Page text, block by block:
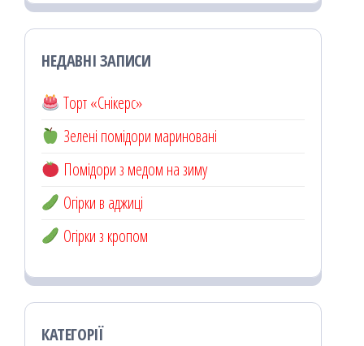
НЕДАВНІ ЗАПИСИ
Торт «Снікерс»
Зелені помідори мариновані
Помідори з медом на зиму
Огірки в аджиці
Огірки з кропом
КАТЕГОРІЇ